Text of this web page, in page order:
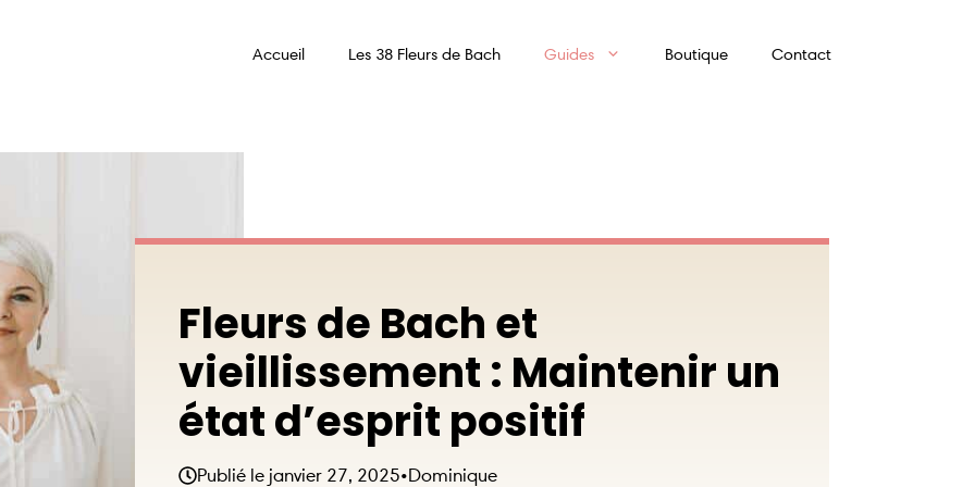
Accueil Les 38 Fleurs de Bach Guides Boutique Contact
Fleurs de Bach et
vieillissement : Maintenir un
état d’esprit positif
Publié le janvier 27, 2025•Dominique